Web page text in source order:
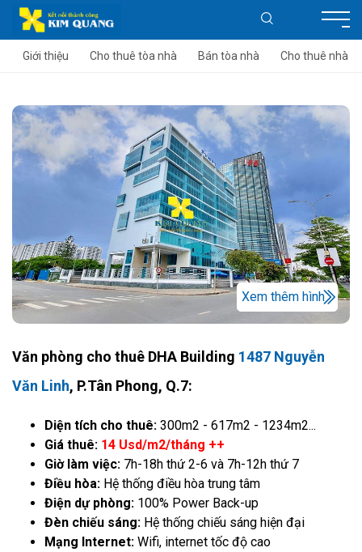
Giới thiệu Cho thuê tòa nhà Bán tòa nhà Cho thuê nhà
Xem thêm hình
Văn phòng cho thuê DHA Building 1487 Nguyễn
Văn Linh, P.Tân Phong, Q.7:
Diện tích cho thuê: 300m2 - 617m2 - 1234m2...
Giá thuê: 14 Usd/m2/tháng ++
Giờ làm việc: 7h-18h thứ 2-6 và 7h-12h thứ 7
Điều hòa: Hệ thống điều hòa trung tâm
Điện dự phòng: 100% Power Back-up
Đèn chiếu sáng: Hệ thống chiếu sáng hiện đại
Mạng Internet: Wifi, internet tốc độ cao